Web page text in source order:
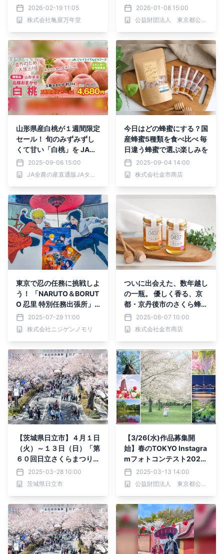
が登場！静岡県産「大島
桜」＆栃木県産「とちあい
か」を使用した『桜いちご
2026-02-19 11:05
株式会社亀屋万年堂
間限定で実施します
2026-01-08 15:00
公益財団法人 東京都公園協会
山形県産白桃が１週間限定
セール！ 旬のみずみずし
くて甘い「白桃」を JAタ
ウンのショップ「ジェイエ
イてんどうフーズ」で販売
中 ～果肉かための桃がお
2025-09-06 15:00
JA全農の産直通販JAタウン
今日はどの蜂蜜にする？国
産蜂蜜5種類を食べ比べ 毎
日違う蜂蜜で選ぶ楽しみを
2025-09-04 14:00
株式会社金市商店
東京で忍の任務に挑戦しよ
う！ 「NARUTO＆BORUT
O 忍里 特別任務出張所」
8月5日（火）～17日
（日）東京・南青山にて期
間限定開催
2025-07-29 11:00
株式会社ニジゲンノモリ
ついに出会えた、数年越し
の一瓶。 優しく香る、京
都・京丹後市のさくら蜂
蜜 シングルオリジンハニ
ーシリーズに新登場！
2025-06-07 10:00
株式会社金市商店
【茨城県日立市】４月１日
（火）～１３日（日）「第
６０回日立さくらまつり」
開催！2025-03-28 10:00
茨城県日立市
【3/26(水)作品募集開
始】春のTOKYO Instagra
mフォトコンテスト2025
～都立公園・庭園・隅田
川でたのしむ春～
2025-03-13 14:00
公益財団法人 東京都公園協会